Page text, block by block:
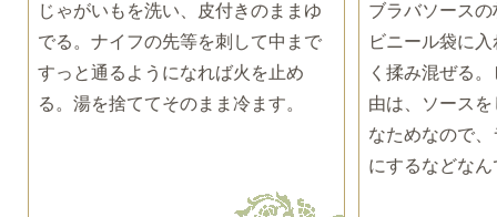
じゃがいもを洗い、皮付きのままゆ
でる。ナイフの先等を刺して中まで
すっと通るようになれば火を止め
る。湯を捨ててそのまま冷ます。
ブラバソース
ビニール袋に
く揉み混ぜる
由は、ソース
なためなので
にするなどな